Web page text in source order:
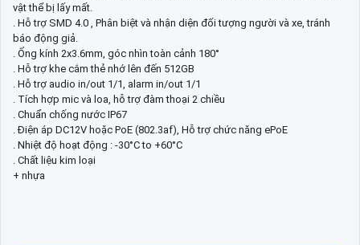
vật thể bị lấy mất.
. Hỗ trợ SMD 4.0 , Phân biệt và nhận diện đối tượng người và xe, tránh
báo động giả.
. Ống kính 2x3.6mm, góc nhìn toàn cảnh 180°
. Hỗ trợ khe cắm thẻ nhớ lên đến 512GB
. Hỗ trợ audio in/out 1/1, alarm in/out 1/1
. Tích hợp mic và loa, hỗ trợ đàm thoại 2 chiều
. Chuẩn chống nước IP67
. Điện áp DC12V hoặc PoE (802.3af), Hỗ trợ chức năng ePoE
. Nhiệt độ hoạt động : -30°C to +60°C
. Chất liệu kim loại
+ nhựa